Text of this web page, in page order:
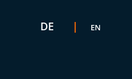
DE EN